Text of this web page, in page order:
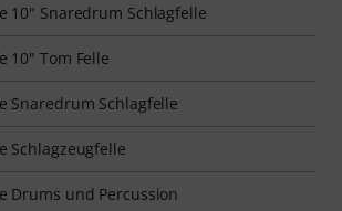
10" Snaredrum Schlagfelle
10" Tom Felle
Snaredrum Schlagfelle
Schlagzeugfelle
Drums und Percussion